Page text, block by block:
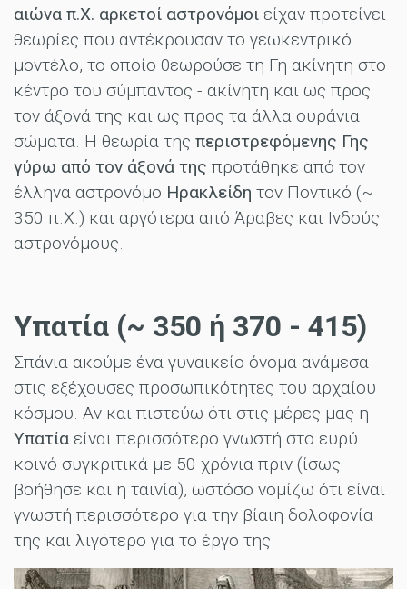
αιώνα π.Χ. αρκετοί αστρονόμοι είχαν προτείνει
θεωρίες που αντέκρουσαν το γεωκεντρικό
μοντέλο, το οποίο θεωρούσε τη Γη ακίνητη στο
κέντρο του σύμπαντος - ακίνητη και ως προς
τον άξονά της και ως προς τα άλλα ουράνια
σώματα. Η θεωρία της περιστρεφόμενης Γης
γύρω από τον άξονά της προτάθηκε από τον
έλληνα αστρονόμο Ηρακλείδη τον Ποντικό (~
350 π.Χ.) και αργότερα από Άραβες και Ινδούς
αστρονόμους.
Υπατία (~ 350 ή 370 - 415)
Σπάνια ακούμε ένα γυναικείο όνομα ανάμεσα
στις εξέχουσες προσωπικότητες του αρχαίου
κόσμου. Αν και πιστεύω ότι στις μέρες μας η
Υπατία είναι περισσότερο γνωστή στο ευρύ
κοινό συγκριτικά με 50 χρόνια πριν (ίσως
βοήθησε και η ταινία), ωστόσο νομίζω ότι είναι
γνωστή περισσότερο για την βίαιη δολοφονία
της και λιγότερο για το έργο της.